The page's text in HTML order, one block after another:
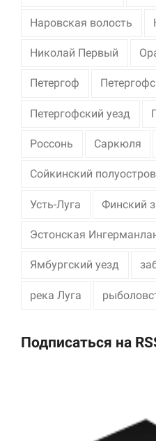
Наровская волость
Николай Первый
Петергоф
Петергофский уезд
Россонь Саркюля
Сойкинский полуостров
Усть-Луга Финский
Эстонская
Ямбургский уезд
река Луга
Подписаться на